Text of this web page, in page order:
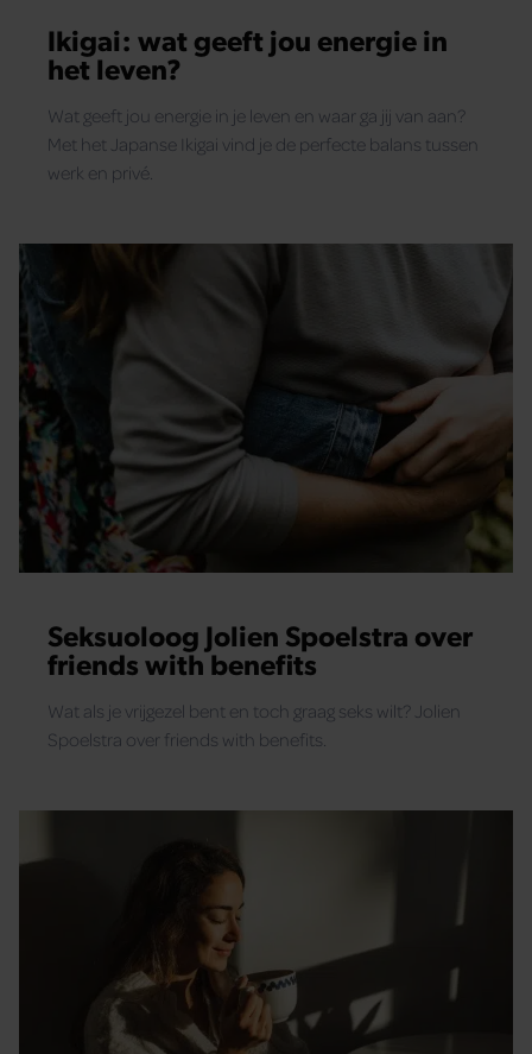
Ikigai: wat geeft jou energie in
het leven?
Wat geeft jou energie in je leven en waar ga jij van aan?
Met het Japanse Ikigai vind je de perfecte balans tussen
werk en privé.
Seksuoloog Jolien Spoelstra over
friends with benefits
Wat als je vrijgezel bent en toch graag seks wilt? Jolien
Spoelstra over friends with benefits.